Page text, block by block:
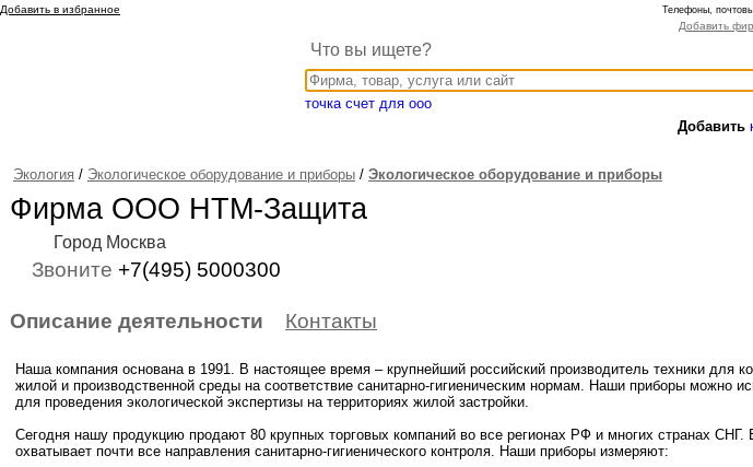
Добавить в избранное Телефоны,
Добавить
Что вы ищете?
точка счет для ооо
Добавить
Экология / Экологическое оборудование и приборы / Экологическое оборудование и приборы
Фирма ООО НТМ-Защита
Город Москва
Звоните +7(495) 5000300
Описание деятельности Контакты
Наша компания основана в 1991. В настоящее время – крупнейший российский производитель техники для
жилой и производственной среды на соответствие санитарно-гигиеническим нормам. Наши приборы можно
для проведения экологической экспертизы на территориях жилой застройки.
Сегодня нашу продукцию продают 80 крупных торговых компаний во все регионах РФ и многих странах СНГ.
охватывает почти все направления санитарно-гигиенического контроля. Наши приборы измеряют: